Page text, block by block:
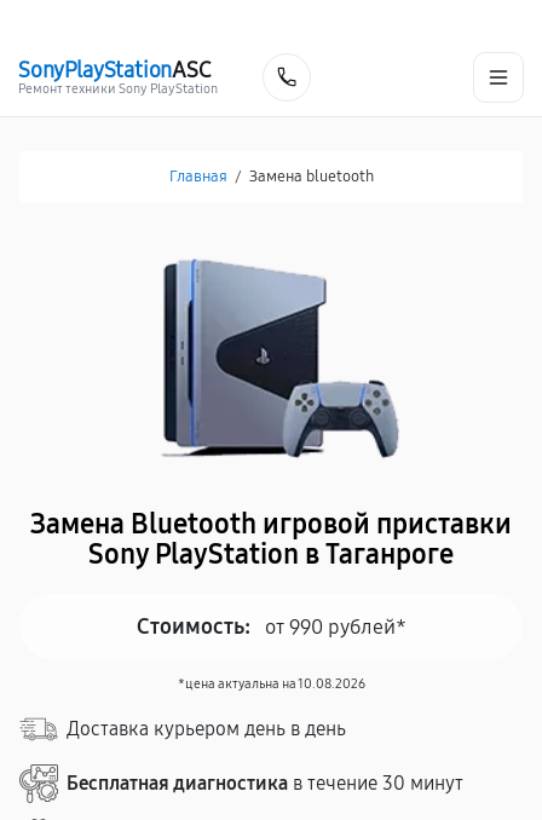
SonyPlayStationASC
Ремонт техники Sony PlayStation
Главная / Замена bluetooth
Замена Bluetooth игровой приставки
Sony PlayStation в Таганроге
Стоимость: от 990 рублей*
*цена актуальна на 10.08.2026
Доставка курьером день в день
Бесплатная диагностика в течение 30 минут